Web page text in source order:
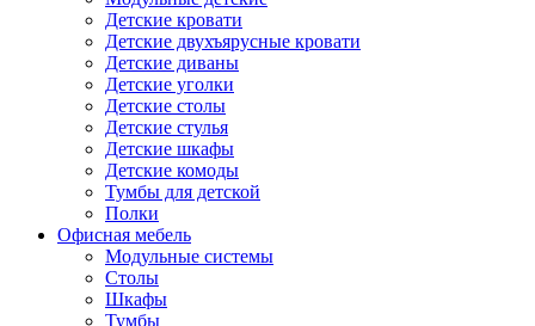
Детские кровати
Детские двухъярусные кровати
Детские диваны
Детские уголки
Детские столы
Детские стулья
Детские шкафы
Детские комоды
Тумбы для детской
Полки
Офисная мебель
Модульные системы
Столы
Шкафы
Тумбы